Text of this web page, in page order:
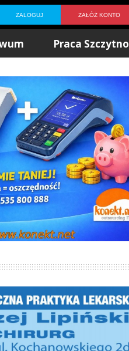
ZALOGUJ ZAŁÓŻ KONTO
Praca Szczytno